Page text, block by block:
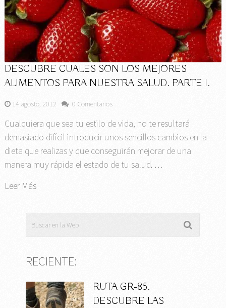
DESCUBRE CUALES SON LOS MEJORES
ALIMENTOS PARA NUESTRA SALUD. PARTE I.
14 agosto, 2012 0 Comentarios
Cualquiera que sea tu estilo de vida, no te resultará
demasiado difícil introducir unos sencillos cambios en la
dieta que realizas y que conseguirán mejorar de una
manera muy rápida el estado de tu salud. …
Leer Más
RECIENTE:
RUTA GR-85.
DESCUBRE LAS